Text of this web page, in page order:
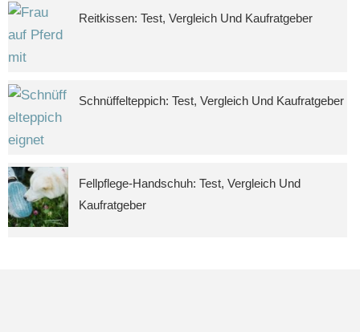
Reitkissen: Test, Vergleich Und Kaufratgeber
Schnüffelteppich: Test, Vergleich Und Kaufratgeber
Fellpflege-Handschuh: Test, Vergleich Und
Kaufratgeber